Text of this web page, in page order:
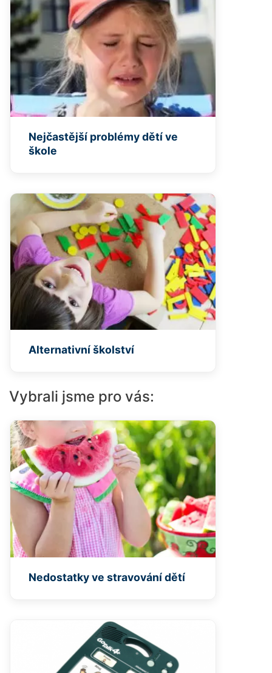
Nejčastější problémy dětí ve
škole
Alternativní školství
Vybrali jsme pro vás:
Nedostatky ve stravování dětí